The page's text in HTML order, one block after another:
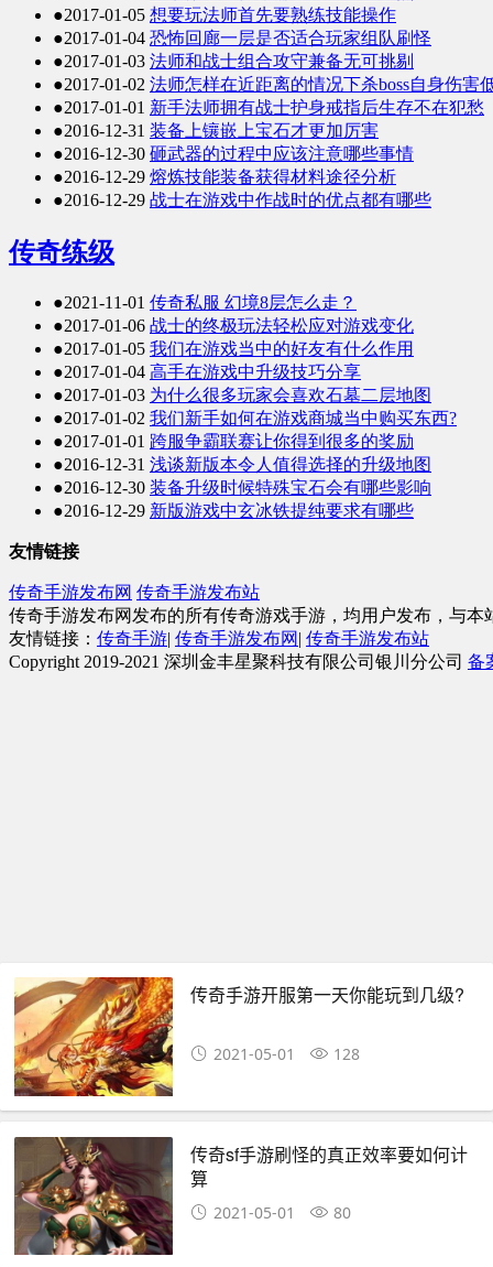
传奇手游开服第一天你能玩到几级?
2021-05-01 128
传奇sf手游刷怪的真正效率要如何计
算
2021-05-01 80